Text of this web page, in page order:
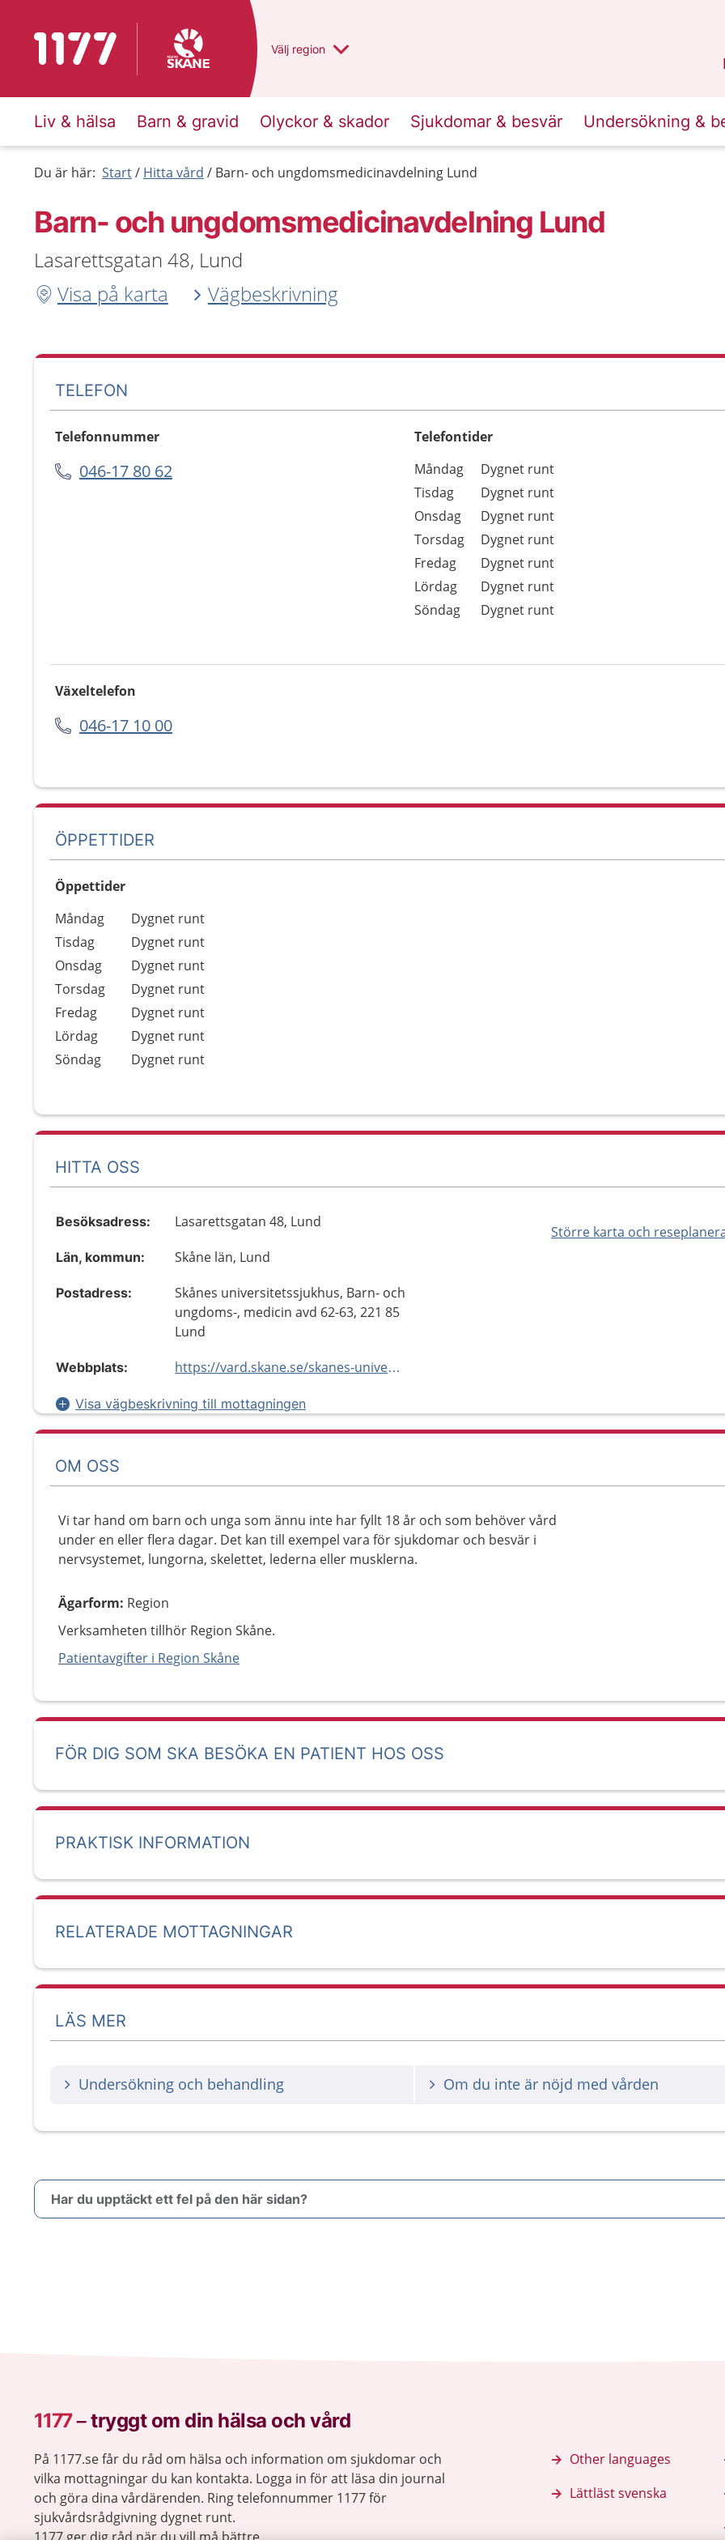
Till startsidan för 1177 Du har valt region
Välj en annan
region
Liv & hälsa Barn & gravid Olyckor & skador Sjukdomar & besvär Undersökning &
Du är här: Start Hitta vård Barn- och ungdomsmedicinavdelning Lund
Barn- och ungdomsmedicinavdelning Lund
Lasarettsgatan 48, Lund
Visa på karta
Vägbeskrivning
TELEFON
Telefonnummer
046-17 80 62
Telefontider
Dag
Öppettider
Kommentarer
Måndag
Dygnet runt
Tisdag
Dygnet runt
Onsdag
Dygnet runt
Torsdag
Dygnet runt
Fredag
Dygnet runt
Lördag
Dygnet runt
Söndag
Dygnet runt
Växeltelefon
046-17 10 00
ÖPPETTIDER
Öppettider
Dag
Öppettider
Kommentarer
Måndag
Dygnet runt
Tisdag
Dygnet runt
Onsdag
Dygnet runt
Torsdag
Dygnet runt
Fredag
Dygnet runt
Lördag
Dygnet runt
Söndag
Dygnet runt
HITTA OSS
Större karta och
Besöksadress: Lasarettsgatan 48, Lund
Län, kommun: Skåne län, Lund
Postadress:
Skånes universitetssjukhus, Barn- och
ungdoms-, medicin avd 62-63, 221 85
Lund
Webbplats: https://vard.skane.se/skanes-universitetssjukhus-sus/mottagningar-och-avdelningar/barn--och-ungdomsmedicinavdelning-62-lund/
Visa vägbeskrivning till mottagningen
OM OSS
Vi tar hand om barn och unga som ännu inte har fyllt 18 år och som behöver vård
under en eller flera dagar. Det kan till exempel vara för sjukdomar och besvär i
nervsystemet, lungorna, skelettet, lederna eller musklerna.
Ägarform: Region
Verksamheten tillhör Region Skåne.
Patientavgifter i Region Skåne
FÖR DIG SOM SKA BESÖKA EN PATIENT HOS OSS
PRAKTISK INFORMATION
RELATERADE MOTTAGNINGAR
LÄS MER
Undersökning och behandling Om du inte är nöjd med vården
Har du upptäckt ett fel på den här sidan?
1177–tryggt om din hälsa och vård
På 1177.se får du råd om hälsa och information om sjukdomar och
vilka mottagningar du kan kontakta. Logga in för att läsa din journal
och göra dina vårdärenden. Ring telefonnummer 1177 för
sjukvårdsrådgivning dygnet runt.
Other languages
Lättläst svenska